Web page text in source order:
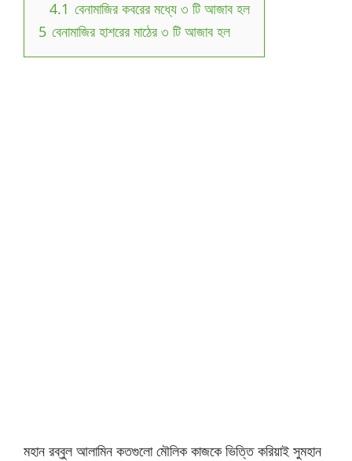
4.1 বেনামাজির কবরের মধ্যে ৩ টি আজাব হল
5 বেনামাজির হাশরের মাঠের ৩ টি আজাব হল
মহান রব্বুল আলামিন কতগুলো মৌলিক কাজকে ভিত্তি করিয়াই সুমহান